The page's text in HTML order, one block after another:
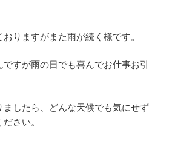
りますがまた雨が続く様です。
すが雨の日でも喜んでお仕事お引
ましたら、どんな天候でも気にせず
さい。